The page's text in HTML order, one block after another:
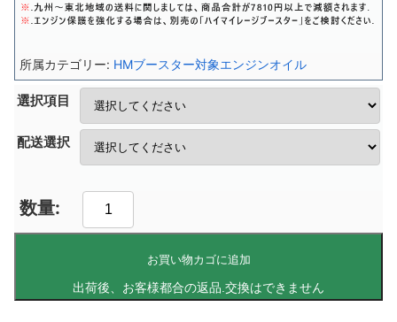
選択項目
配送選択
お買い物カゴに追加
HMブースター対象エンジンオイル